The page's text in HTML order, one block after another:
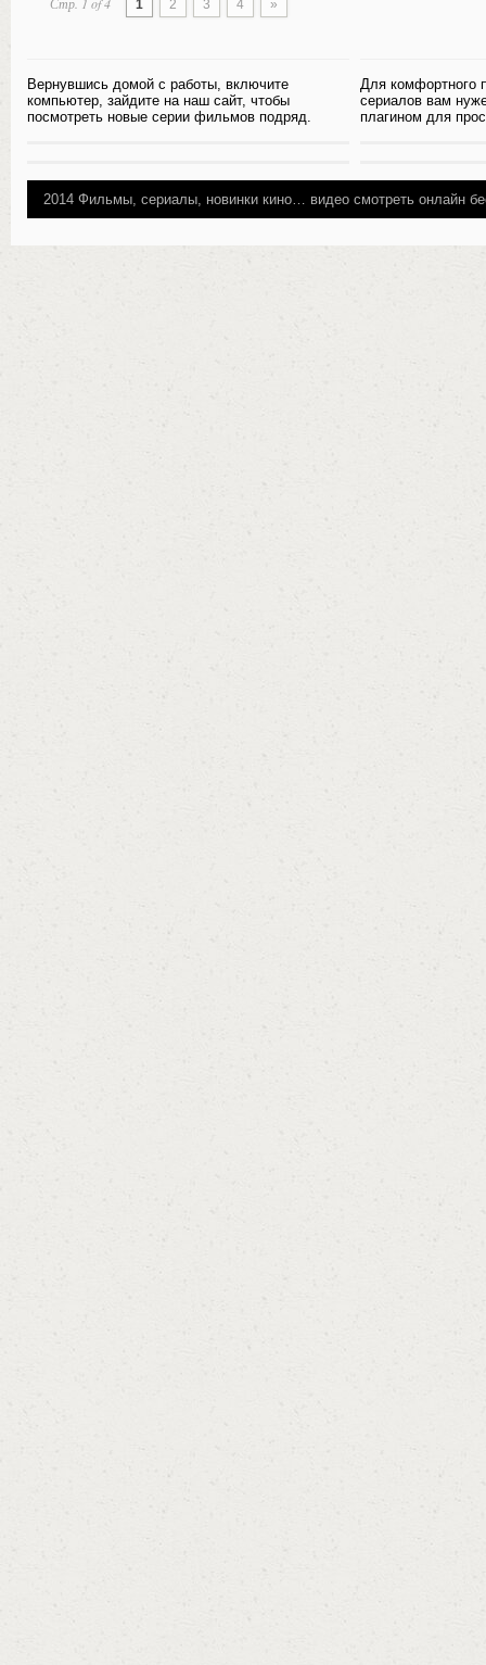
1 2 3 4 »
Вернувшись домой с работы, включите
компьютер, зайдите на наш сайт, чтобы
посмотреть новые серии фильмов подряд.
Для комфортного
сериалов вам
плагином для
2014 Фильмы, сериалы, новинки кино… видео смотреть онлайн